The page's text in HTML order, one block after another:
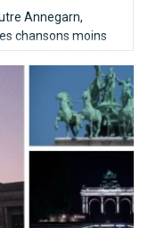
Annegarn,
chansons moins
le juke-box de la
les plus kitschs.